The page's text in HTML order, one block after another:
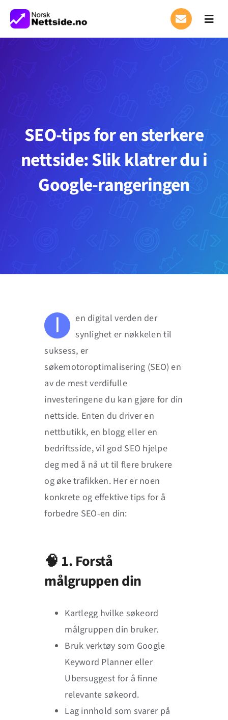
Skip
content
Priser FAST
Design maler
SEO-tips for en sterkere
nettside: Slik klatrer du i
Google-rangeringen
I
en digital verden der
synlighet er nøkkelen til
suksess, er
søkemotoroptimalisering (SEO) en
av de mest verdifulle
investeringene du kan gjøre for din
nettside. Enten du driver en
nettbutikk, en blogg eller en
bedriftsside, vil god SEO hjelpe
deg med å nå ut til flere brukere
og øke trafikken. Her er noen
konkrete og effektive tips for å
forbedre SEO-en din:
🧠 1. Forstå
målgruppen din
Kartlegg hvilke søkeord
målgruppen din bruker.
Bruk verktøy som Google
Keyword Planner eller
Ubersuggest for å finne
relevante søkeord.
Lag innhold som svarer på